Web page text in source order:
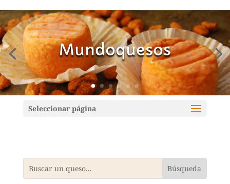
Mundoquesos
Seleccionar página